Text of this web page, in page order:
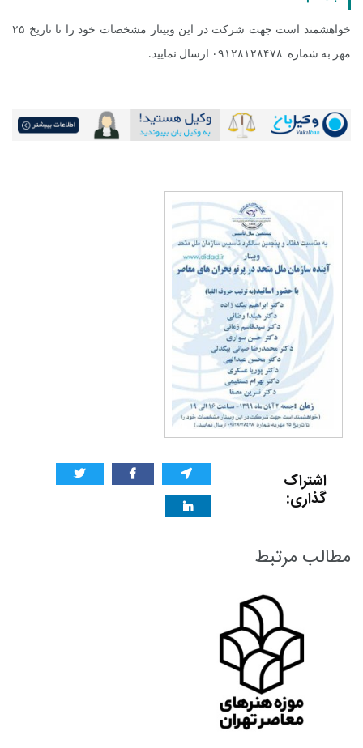
خواهشمند است جهت شرکت در این وبینار مشخصات خود را تا تاریخ ۲۵
مهر به شماره ۰۹۱۲۸۱۲۸۴۷۸ ارسال نمایید.
اشتراک
گذاری:
مطالب مرتبط